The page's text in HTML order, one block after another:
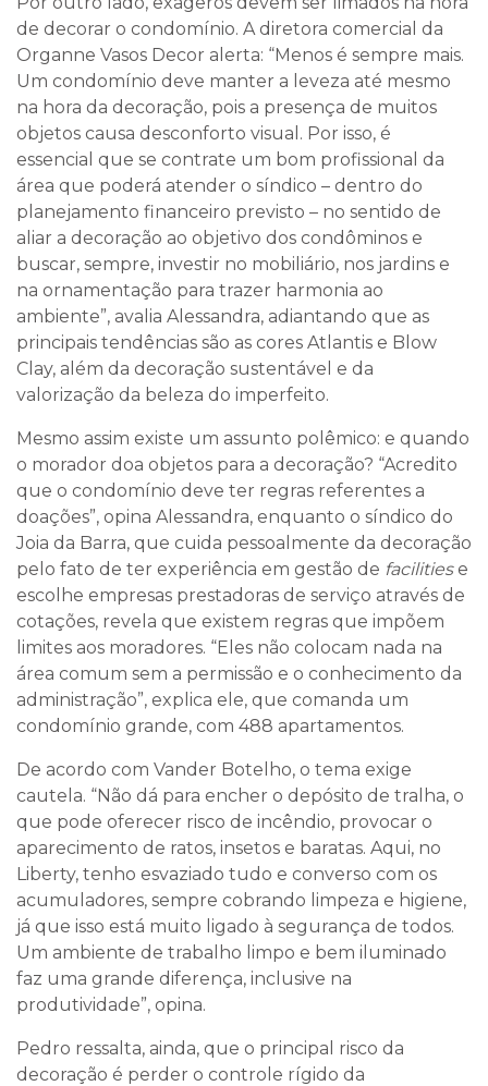
de decorar o condomínio. A diretora comercial da
Organne Vasos Decor alerta: “Menos é sempre mais.
Um condomínio deve manter a leveza até mesmo
na hora da decoração, pois a presença de muitos
objetos causa desconforto visual. Por isso, é
essencial que se contrate um bom profissional da
área que poderá atender o síndico – dentro do
planejamento financeiro previsto – no sentido de
aliar a decoração ao objetivo dos condôminos e
buscar, sempre, investir no mobiliário, nos jardins e
na ornamentação para trazer harmonia ao
ambiente”, avalia Alessandra, adiantando que as
principais tendências são as cores Atlantis e Blow
Clay, além da decoração sustentável e da
valorização da beleza do imperfeito.
Mesmo assim existe um assunto polêmico: e quando
o morador doa objetos para a decoração? “Acredito
que o condomínio deve ter regras referentes a
doações”, opina Alessandra, enquanto o síndico do
Joia da Barra, que cuida pessoalmente da decoração
pelo fato de ter experiência em gestão de facilitiese
escolhe empresas prestadoras de serviço através de
cotações, revela que existem regras que impõem
limites aos moradores. “Eles não colocam nada na
área comum sem a permissão e o conhecimento da
administração”, explica ele, que comanda um
condomínio grande, com 488 apartamentos.
De acordo com Vander Botelho, o tema exige
cautela. “Não dá para encher o depósito de tralha, o
que pode oferecer risco de incêndio, provocar o
aparecimento de ratos, insetos e baratas. Aqui, no
Liberty, tenho esvaziado tudo e converso com os
acumuladores, sempre cobrando limpeza e higiene,
já que isso está muito ligado à segurança de todos.
Um ambiente de trabalho limpo e bem iluminado
faz uma grande diferença, inclusive na
produtividade”, opina.
Pedro ressalta, ainda, que o principal risco da
decoração é perder o controle rígido da